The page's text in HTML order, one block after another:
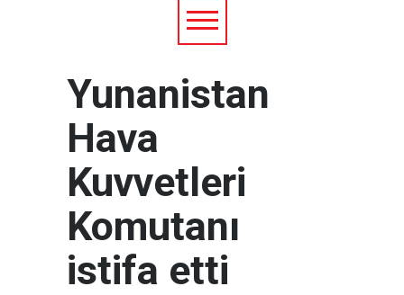
Yunanistan
Hava
Kuvvetleri
Komutanı
istifa etti